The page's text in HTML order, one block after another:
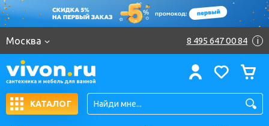
Москва 8 495 647 00 84 i
КАТАЛОГ